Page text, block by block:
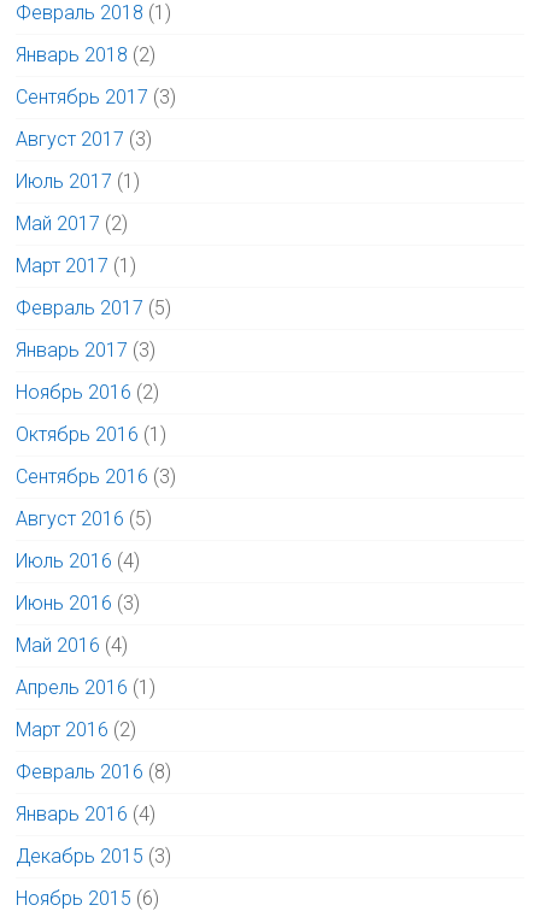
Февраль 2018 (1)
Январь 2018 (2)
Сентябрь 2017 (3)
Август 2017 (3)
Июль 2017 (1)
Май 2017 (2)
Март 2017 (1)
Февраль 2017 (5)
Январь 2017 (3)
Ноябрь 2016 (2)
Октябрь 2016 (1)
Сентябрь 2016 (3)
Август 2016 (5)
Июль 2016 (4)
Июнь 2016 (3)
Май 2016 (4)
Апрель 2016 (1)
Март 2016 (2)
Февраль 2016 (8)
Январь 2016 (4)
Декабрь 2015 (3)
Ноябрь 2015 (6)